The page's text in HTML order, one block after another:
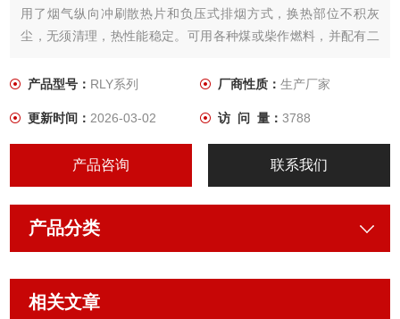
用了烟气纵向冲刷散热片和负压式排烟方式，换热部位不积灰
尘，无须清理，热性能稳定。可用各种煤或柴作燃料，并配有二
产品型号： RLY系列 厂商性质： 生产厂家
更新时间：2026-03-02 访 问 量： 3788
产品咨询 联系我们
产品分类
相关文章